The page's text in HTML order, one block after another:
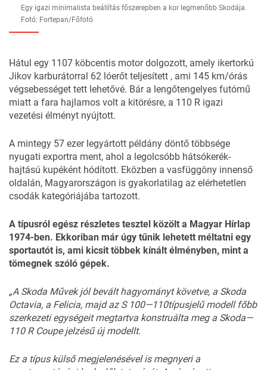
Egy igazi minimalista beállítás főszerepben a kor legmenőbb Skodája.
Fotó: Fortepan/Főfotó
Hátul egy 1107 köbcentis motor dolgozott, amely ikertorkú
Jikov karburátorral 62 lóerőt teljesített , ami 145 km/órás
végsebességet tett lehetővé. Bár a lengőtengelyes futómű
miatt a fara hajlamos volt a kitörésre, a 110 R igazi
vezetési élményt nyújtott.
A mintegy 57 ezer legyártott példány döntő többsége
nyugati exportra ment, ahol a legolcsóbb hátsókerék-
hajtású kupéként hódított. Eközben a vasfüggöny innenső
oldalán, Magyarországon is gyakorlatilag az elérhetetlen
csodák kategóriájába tartozott.
A típusról egész részletes tesztel közölt a Magyar Hírlap
1974-ben. Ekkoriban már úgy tűnik lehetett méltatni egy
sportautót is, ami kicsit többek kínált élményben, mint a
tömegnek szóló gépek.
„A Skoda Művekjólbeválthagyománytkövetve, a Skoda
Octavia, a Felicia, majdaz S 100—110típusjelűmodell főbb
szerkezetiegységeitmegtartva konstruálta meg a Skoda—
110 R Coupejelzésűújmodellt.
Ez a típus külsőmegjelenésévelis megnyeria